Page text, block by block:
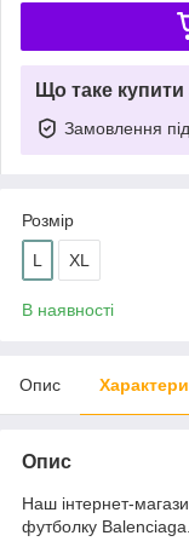
Що таке
Замовлення
Розмір
L XL
В наявності
Опис
Опис
Наш інтернет-
футболку Balenciaga.